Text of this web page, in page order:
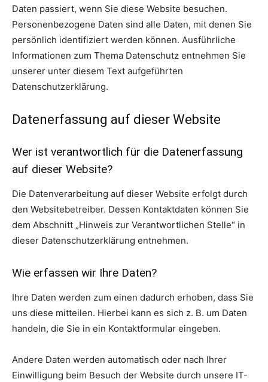
Daten passiert, wenn Sie diese Website besuchen.
Personenbezogene Daten sind alle Daten, mit denen Sie
persönlich identifiziert werden können. Ausführliche
Informationen zum Thema Datenschutz entnehmen Sie
unserer unter diesem Text aufgeführten
Datenschutzerklärung.
Datenerfassung auf dieser Website
Wer ist verantwortlich für die Datenerfassung
auf dieser Website?
Die Datenverarbeitung auf dieser Website erfolgt durch
den Websitebetreiber. Dessen Kontaktdaten können Sie
dem Abschnitt „Hinweis zur Verantwortlichen Stelle“ in
dieser Datenschutzerklärung entnehmen.
Wie erfassen wir Ihre Daten?
Ihre Daten werden zum einen dadurch erhoben, dass Sie
uns diese mitteilen. Hierbei kann es sich z. B. um Daten
handeln, die Sie in ein Kontaktformular eingeben.
Andere Daten werden automatisch oder nach Ihrer
Einwilligung beim Besuch der Website durch unsere IT-